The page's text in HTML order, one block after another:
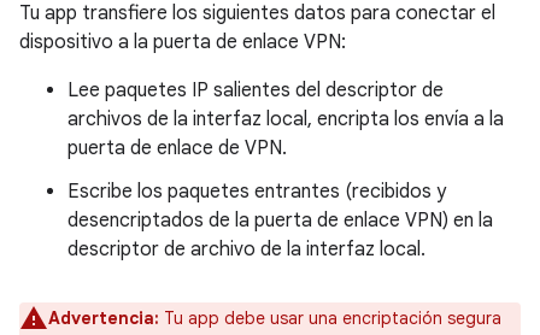
Tu app transfiere los siguientes datos para conectar el
dispositivo a la puerta de enlace VPN:
Lee paquetes IP salientes del descriptor de
archivos de la interfaz local, encripta los envía a la
puerta de enlace de VPN.
Escribe los paquetes entrantes (recibidos y
desencriptados de la puerta de enlace VPN) en la
descriptor de archivo de la interfaz local.
Advertencia: Tu app debe usar una encriptación segura